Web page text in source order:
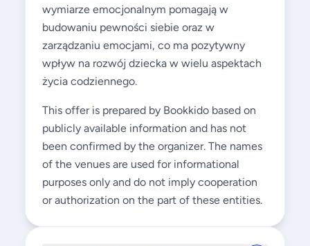
wymiarze emocjonalnym pomagają w
budowaniu pewności siebie oraz w
zarządzaniu emocjami, co ma pozytywny
wpływ na rozwój dziecka w wielu aspektach
życia codziennego.
This offer is prepared by Bookkido based on
publicly available information and has not
been confirmed by the organizer. The names
of the venues are used for informational
purposes only and do not imply cooperation
or authorization on the part of these entities.